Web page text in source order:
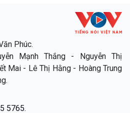
Phúc.
Mạnh Thắng - Nguyễn Thị
Mai - Lê Thị Hằng - Hoàng Trung
5765.